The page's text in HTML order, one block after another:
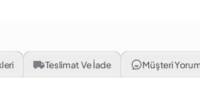
Teslimat Ve İade Müşteri